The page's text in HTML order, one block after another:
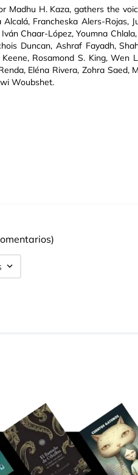
Madhu H. Kaza, gathers the
Francheska Alers-Rojas,
Chaar-López, Youmna
Duncan, Ashraf Fayadh,
Rosamond S. King, Wen
Eléna Rivera, Zohra Saed,
Woubshet.